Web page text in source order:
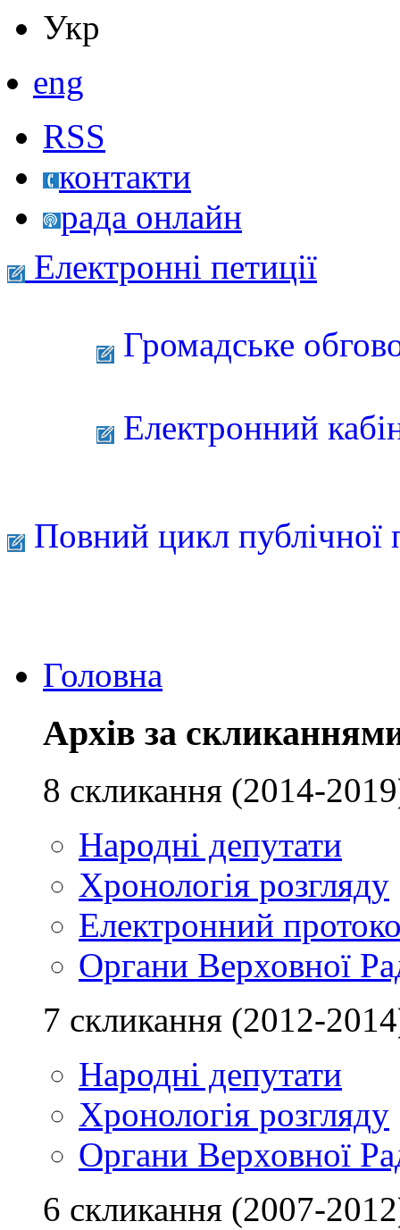
Укр
eng
RSS
контакти
рада онлайн
Електронні петиції
Громадське
Електронний
Повний цикл публічної
Головна
Архів за
8 скликання (2014-
Народні депутати
Хронологія розгляду
Електронний
Органи Верховної
7 скликання (2012-
Народні депутати
Хронологія розгляду
Органи Верховної
6 скликання (2007-